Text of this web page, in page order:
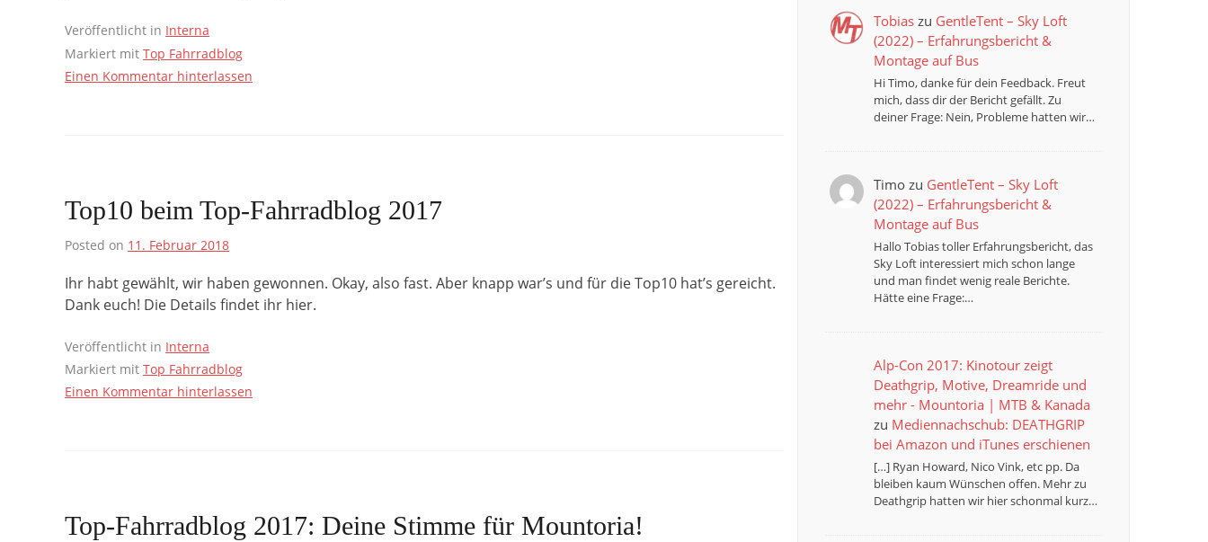
Veröffentlicht in Interna
Markiert mit Top Fahrradblog
Einen Kommentar hinterlassen
Top10 beim Top-Fahrradblog 2017
Posted on 11. Februar 2018
Ihr habt gewählt, wir haben gewonnen. Okay, also fast. Aber knapp war’s und für die Top10 hat’s gereicht.
Dank euch! Die Details findet ihr hier.
Veröffentlicht in Interna
Markiert mit Top Fahrradblog
Einen Kommentar hinterlassen
Top-Fahrradblog 2017: Deine Stimme für Mountoria!
Tobiaszu GentleTent – Sky Loft
(2022) – Erfahrungsbericht &
Montage auf Bus
Hi Timo, danke für dein Feedback. Freut
mich, dass dir der Bericht gefällt. Zu
deiner Frage: Nein, Probleme hatten wir…
Timozu GentleTent – Sky Loft
(2022) – Erfahrungsbericht &
Montage auf Bus
Hallo Tobias toller Erfahrungsbericht, das
Sky Loft interessiert mich schon lange
und man findet wenig reale Berichte.
Hätte eine Frage:…
Alp-Con 2017: Kinotour zeigt
Deathgrip, Motive, Dreamride und
mehr - Mountoria | MTB & Kanada
zu Mediennachschub: DEATHGRIP
bei Amazon und iTunes erschienen
[…] Ryan Howard, Nico Vink, etc pp. Da
bleiben kaum Wünschen offen. Mehr zu
Deathgrip hatten wir hier schonmal kurz…